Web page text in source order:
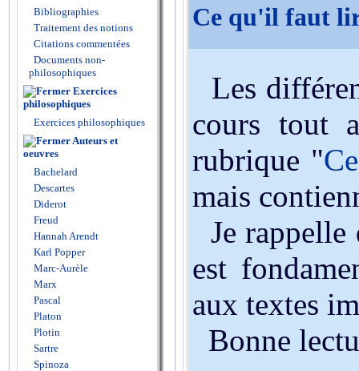
Bibliographies
Traitement des notions
Citations commentées
Documents non-
philosophiques
Exercices
philosophiques
Exercices philosophiques
Auteurs et
oeuvres
Bachelard
Descartes
Diderot
Freud
Hannah Arendt
Karl Popper
Marc-Aurèle
Marx
Pascal
Platon
Plotin
Sartre
Spinoza
Ce qu'il faut
Les
cours tout
rubrique "
mais
Je
est
aux textes
Bonne